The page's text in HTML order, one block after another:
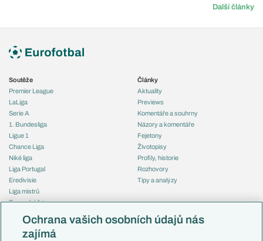
Další články
Soutěže
Premier League
LaLiga
Serie A
1. Bundesliga
Ligue 1
Chance Liga
Niké liga
Liga Portugal
Eredivisie
Liga mistrů
Evropská liga
Mistrovství světa
Liga národů
Články
Aktuality
Previews
Komentáře a souhrny
Názory a komentáře
Fejetony
Životopisy
Profily, historie
Rozhovory
Tipy a analýzy
Česko
Ochrana vašich osobních údajů nás
zajímá